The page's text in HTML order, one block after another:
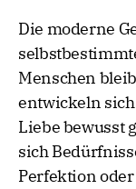
Die moderne
Menschen
entwickeln
Liebe bewusst
sich
Perfektion